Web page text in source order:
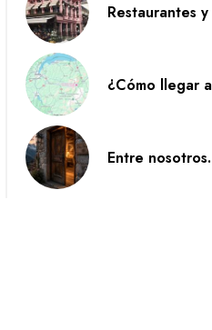
Restaurantes
¿Cómo llegar
Entre